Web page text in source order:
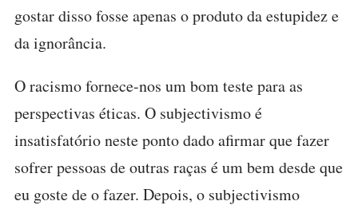
gostar disso fosse apenas o produto da estupidez e
da ignorância.
O racismo fornece-nos um bom teste para as
perspectivas éticas. O subjectivismo é
insatisfatório neste ponto dado afirmar que fazer
sofrer pessoas de outras raças é um bem desde que
eu goste de o fazer. Depois, o subjectivismo